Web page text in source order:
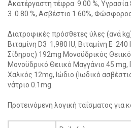
Ακατέργαστη τέφρα 9.00 %, Υγρασία
3 0.80 %, Ασβέστιο 1.60%,
Διατροφικές πρόσθετες ύλες (ανά
Βιταμίνη D3 1,980 IU, Βιταμίνη E
Σίδηρος) 192mg Μονοϋδρικός
Μονοϋδρικό Θειικό Μαγγάνιο 45 mg,
Χαλκός 12mg, Ιώδιο (Ιωδικό
νάτριο 0.1mg.
Προτεινόμενη λογική ταΐσματος για